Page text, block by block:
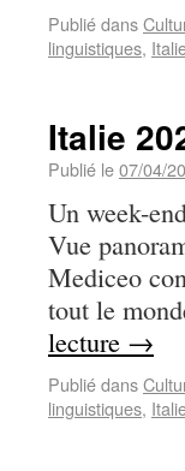
Publié dans
linguistiques,
Italie
Publié le07/04/
Un week-
Vue
Mediceo
tout le
lecture →
Publié dans
linguistiques,